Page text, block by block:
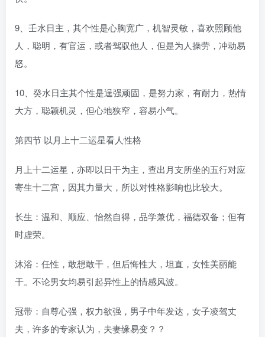
9、壬水日主，其个性是心胸宽广，机智灵敏，喜欢照顾他
人，聪明，有官运，或者驾驭他人，但是为人操劳，冲动易
怒。
10、癸水日主其个性是逞强顽固，是努力家，有耐力，热情
大方，聪颖机灵，但心地狭窄，容易小气。
第四节 以月上十二运星看人性格
月上十二运星，亦即以日干为主，查出月支所坐的五行对应
寄生十二宫，因其力量大，所以对性格影响也比较大。
长生：温和、顺应、怡然自得，品学兼优，福德双备；但有
时虚荣。
沐浴：任性，敢想敢干，但后悔性大，坦直，女性美丽能
干。不论男女均易引起异性上的情感风波。
冠带：自尊心强，权力欲强，男子中年发达，女子凌驾丈
夫，许多的专家认为，夫妻缘易变？？